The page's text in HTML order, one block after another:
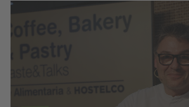
Espai obert i de lliure
SUMMIT CHALLENGE:
dies amb demostracions,